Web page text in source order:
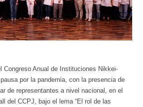
Congreso Anual de Instituciones Nikkei-
por la pandemia, con la presencia de
de representantes a nivel nacional, en el
del CCPJ, bajo el lema “El rol de las